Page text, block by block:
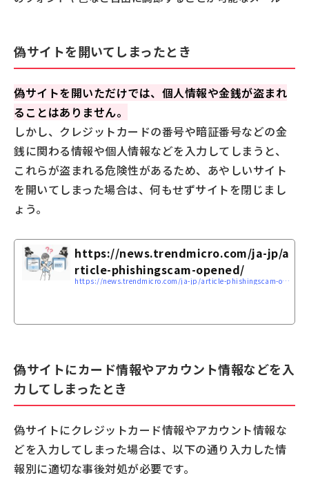
偽サイトを開いてしまったとき
偽サイトを開いただけでは、個人情報や金銭が盗まれ
ることはありません。
しかし、クレジットカードの番号や暗証番号などの金
銭に関わる情報や個人情報などを入力してしまうと、
これらが盗まれる危険性があるため、あやしいサイト
を開いてしまった場合は、何もせずサイトを閉じまし
ょう。
https://news.trendmicro.com/ja-jp/a
rticle-phishingscam-opened/
https://news.trendmicro.com/ja-jp/article-phishingscam-opened/
偽サイトにカード情報やアカウント情報などを入
力してしまったとき
偽サイトにクレジットカード情報やアカウント情報な
どを入力してしまった場合は、以下の通り入力した情
報別に適切な事後対処が必要です。